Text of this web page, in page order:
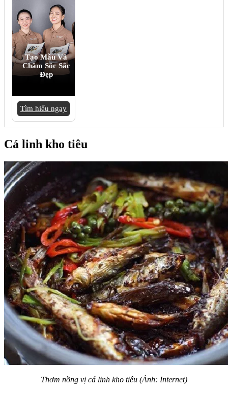
Tạo Mẫu Và
Chăm Sóc Sắc
Đẹp
Tìm hiểu ngay
Cá linh kho tiêu
Thơm nồng vị cá linh kho tiêu (Ảnh: Internet)